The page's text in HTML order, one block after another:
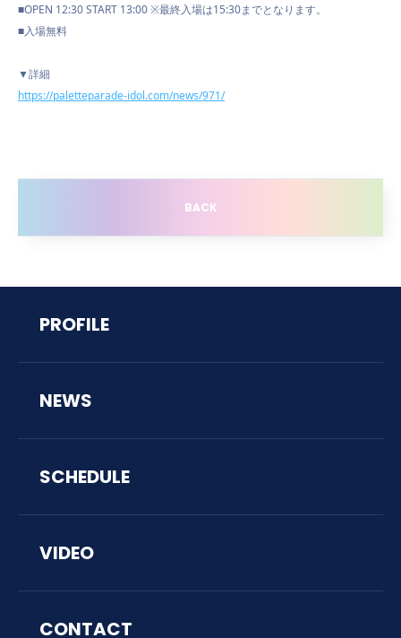
■OPEN 12:30 START 13:00 ※最終入場は15:30までとなります。
■入場無料
▼詳細
https://paletteparade-idol.com/news/971/
BACK
PROFILE
NEWS
SCHEDULE
VIDEO
CONTACT